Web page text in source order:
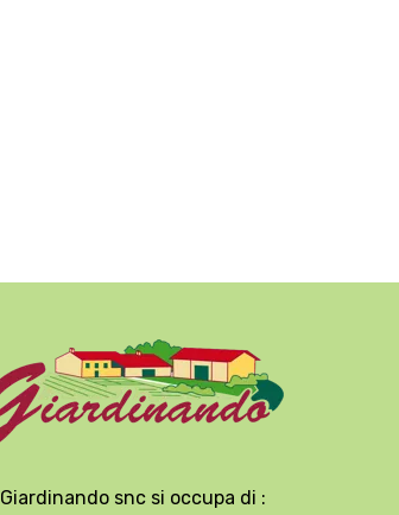
Giardinando snc si occupa di :